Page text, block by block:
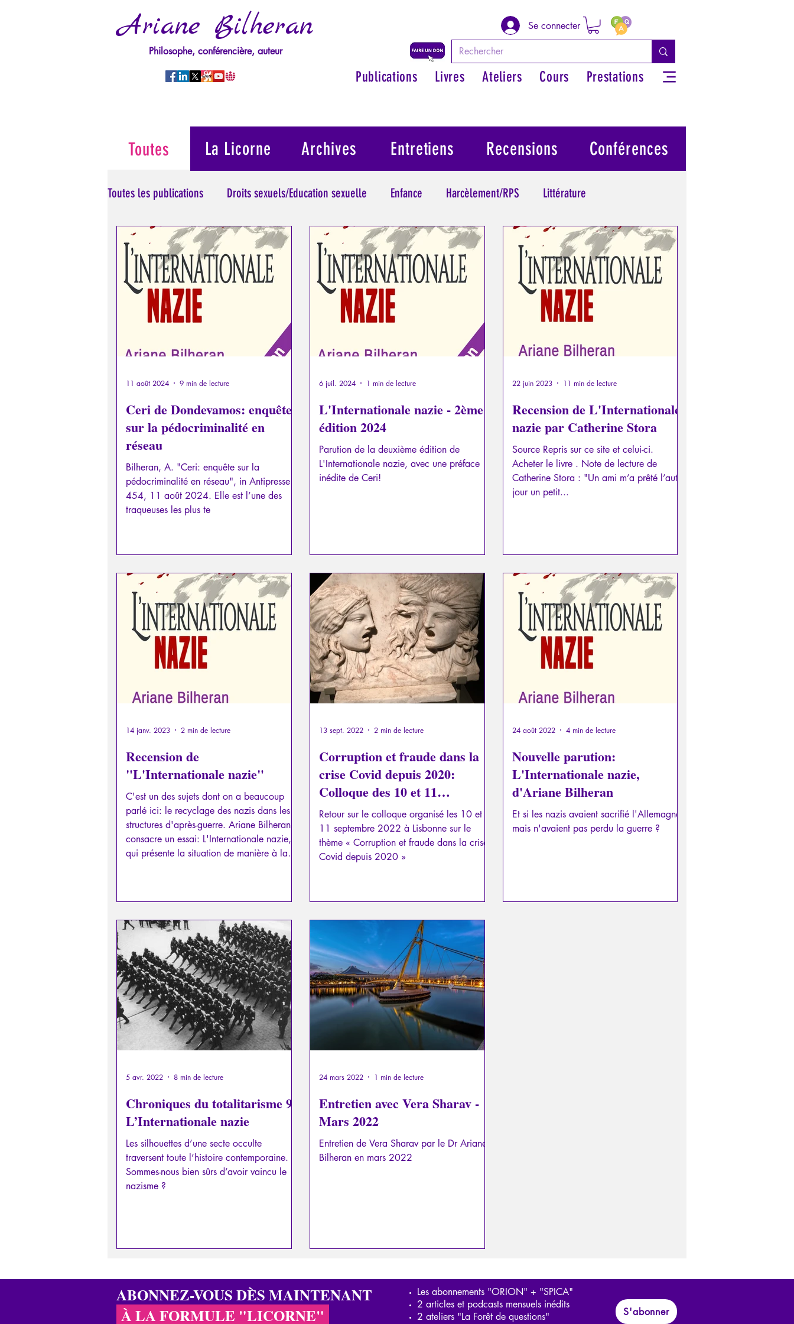
Ariane Bilheran
Philosophe, conférencière, auteur
Se connecter
Publications Livres Ateliers Cours Prestations
Toutes les publications Droits sexuels/Education sexuelle Enfance Harcèlement/RPS Littérature
Manipulation/Perversion Mythologie - Savoir des Anciens Philosopher par les mythes grecs Philosophie
Psychopathologie de la Paranoïa Psychopathologie du Pouvoir Psychopathologie du Totalitarisme
La Lucarne
Psychopathologie de l'Autorité Recensions Psychose Conférences Allemand
Intelligence artificielle
Ceri de Dondevamos: enquête
sur la pédocriminalité en
réseau
Bilheran, A. "Ceri: enquête sur la
pédocriminalité en réseau", in Antipresse
454, 11 août 2024. Elle est l’une des
traqueuses les plus te
11 août 2024 9 min de lecture
L'Internationale nazie - 2ème
édition 2024
Parution de la deuxième édition de
L'Internationale nazie, avec une préface
inédite de Ceri!
6 juil. 2024 1 min de lecture
Recension de L'Internationale
nazie par Catherine Stora
Source Repris sur ce site et celui-ci.
Acheter le livre . Note de lecture de
Catherine Stora : "Un ami m’a prêté l’autre
jour un petit...
22 juin 2023 11 min de lecture
Recension de
"L'Internationale nazie"
C'est un des sujets dont on a beaucoup
parlé ici: le recyclage des nazis dans les
structures d'après-guerre. Ariane Bilheran y
consacre un essai: L'Internationale nazie,
qui présente la situation de manière à la
14 janv. 2023 2 min de lecture
Corruption et fraude dans la
crise Covid depuis 2020:
Colloque des 10 et 11
septembre 2022 à Lisbonne
(Portugal)
Retour sur le colloque organisé les 10 et
11 septembre 2022 à Lisbonne sur le
thème « Corruption et fraude dans la crise
Covid depuis 2020 »
13 sept. 2022 2 min de lecture
Nouvelle parution:
L'Internationale nazie,
d'Ariane Bilheran
Et si les nazis avaient sacrifié l'Allemagne,
mais n'avaient pas perdu la guerre ?
24 août 2022 4 min de lecture
Chroniques du totalitarisme 9 -
L’Internationale nazie
Les silhouettes d’une secte occulte
traversent toute l’histoire contemporaine.
Sommes-nous bien sûrs d’avoir vaincu le
nazisme ?
5 avr. 2022 8 min de lecture
Entretien avec Vera Sharav -
Mars 2022
Entretien de Vera Sharav par le Dr Ariane
Bilheran en mars 2022
24 mars 2022 1 min de lecture
La Licorne Archives
Toutes Entretiens Recensions Conférences
ABONNEZ-VOUS DÈS MAINTENANT
À LA FORMULE "LICORNE"
Les abonnements "ORION" + "SPICA"
2 articles et podcasts mensuels inédits
2 ateliers "La Forêt de questions"
S'abonner